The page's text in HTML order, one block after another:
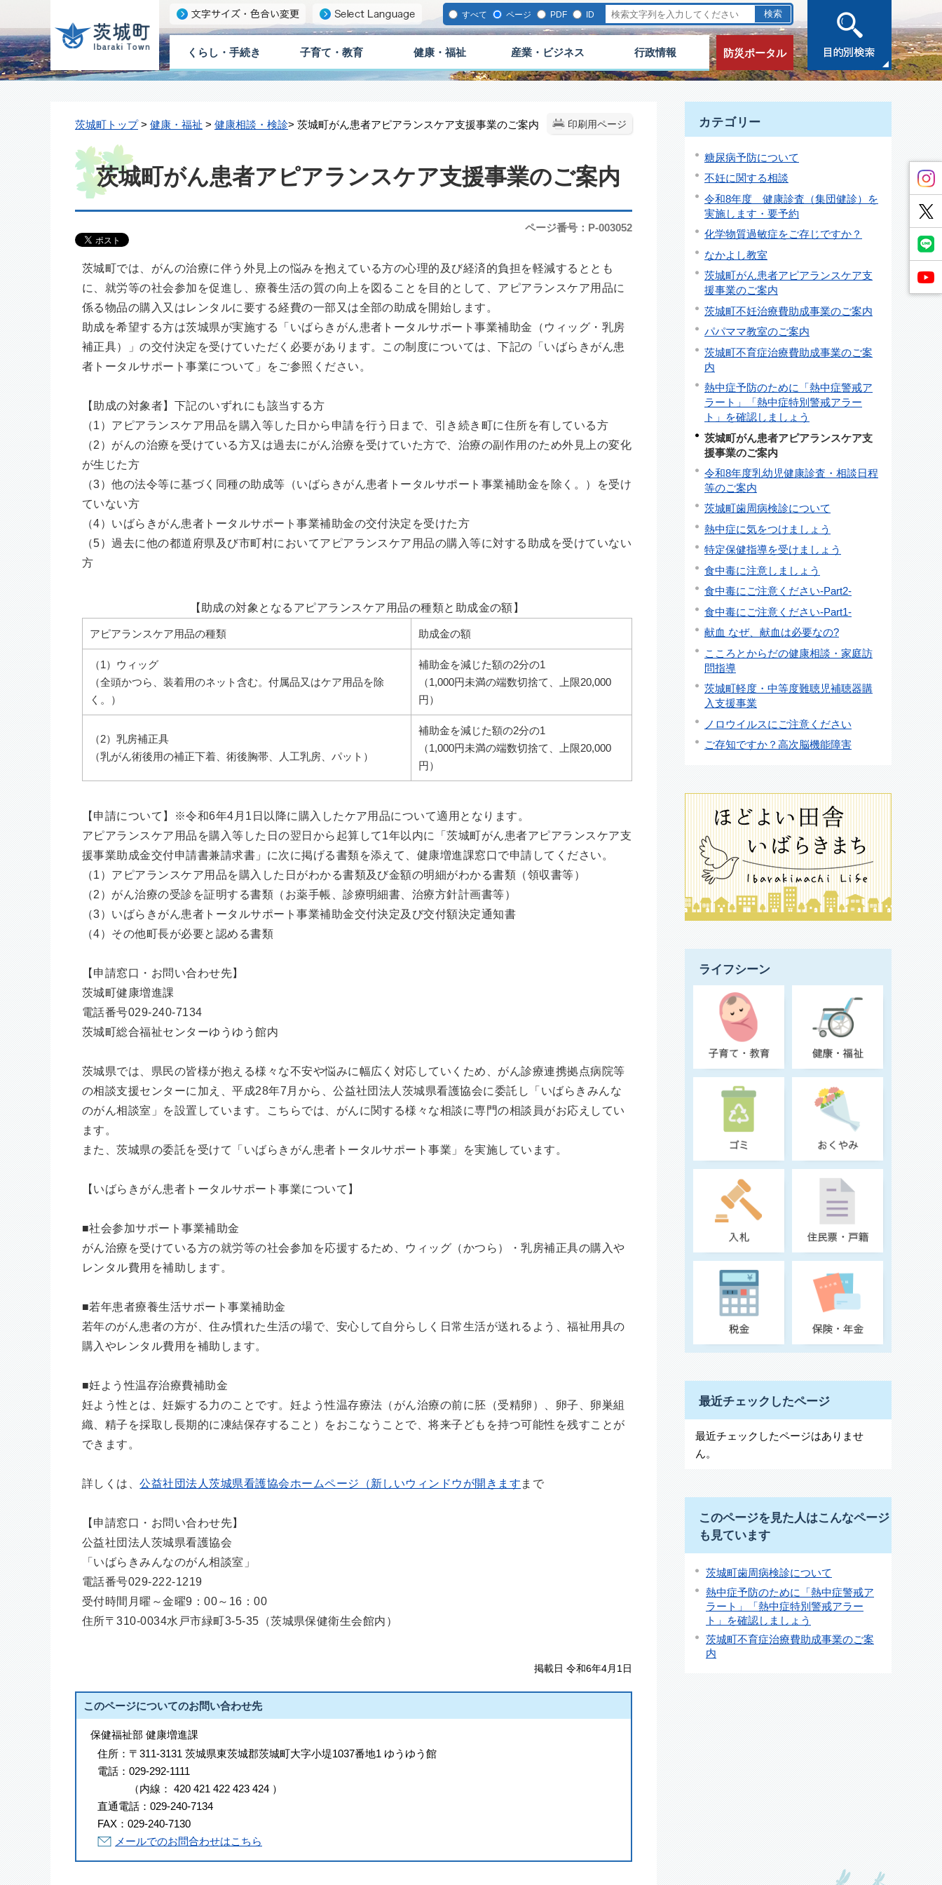
すべて ページ PDF ID
くらし・手続き 子育て・教育 健康・福祉 産業・ビジネス 行政情報 防災ポータル
印刷用ページ
茨城町トップ> 健康・福祉 > 健康相談・検診> 茨城町がん患者アピアランスケア支援事業のご案内
茨城町がん患者アピアランスケア支援事業のご案内
ページ番号：P-003052
茨城町では、がんの治療に伴う外見上の悩みを抱えている方の心理的及び経済的負担を軽減するととも
に、就労等の社会参加を促進し、療養生活の質の向上を図ることを目的として、アピアランスケア用品に
係る物品の購入又はレンタルに要する経費の一部又は全部の助成を開始します。
助成を希望する方は茨城県が実施する「いばらきがん患者トータルサポート事業補助金（ウィッグ・乳房
補正具）」の交付決定を受けていただく必要があります。この制度については、下記の「いばらきがん患
者トータルサポート事業について」をご参照ください。
【助成の対象者】下記のいずれにも該当する方
（1）アピアランスケア用品を購入等した日から申請を行う日まで、引き続き町に住所を有している方
（2）がんの治療を受けている方又は過去にがん治療を受けていた方で、治療の副作用のため外見上の変化
が生じた方
（3）他の法令等に基づく同種の助成等（いばらきがん患者トータルサポート事業補助金を除く。）を受け
ていない方
（4）いばらきがん患者トータルサポート事業補助金の交付決定を受けた方
（5）過去に他の都道府県及び市町村においてアピアランスケア用品の購入等に対する助成を受けていない
方
【助成の対象となるアピアランスケア用品の種類と助成金の額】
アピアランスケア用品の種類 助成金の額
（1）ウィッグ
（全頭かつら、装着用のネット含む。付属品又はケア用品を除
く。）
補助金を減じた額の2分の1
（1,000円未満の端数切捨て、上限20,000
円）
（2）乳房補正具
（乳がん術後用の補正下着、術後胸帯、人工乳房、パット）
補助金を減じた額の2分の1
（1,000円未満の端数切捨て、上限20,000
円）
【申請について】※令和6年4月1日以降に購入したケア用品について適用となります。
アピアランスケア用品を購入等した日の翌日から起算して1年以内に「茨城町がん患者アピアランスケア支
援事業助成金交付申請書兼請求書」に次に掲げる書類を添えて、健康増進課窓口で申請してください。
（1）アピアランスケア用品を購入した日がわかる書類及び金額の明細がわかる書類（領収書等）
（2）がん治療の受診を証明する書類（お薬手帳、診療明細書、治療方針計画書等）
（3）いばらきがん患者トータルサポート事業補助金交付決定及び交付額決定通知書
（4）その他町長が必要と認める書類
【申請窓口・お問い合わせ先】
茨城町健康増進課
電話番号029-240-7134
茨城町総合福祉センターゆうゆう館内
茨城県では、県民の皆様が抱える様々な不安や悩みに幅広く対応していくため、がん診療連携拠点病院等
の相談支援センターに加え、平成28年7月から、公益社団法人茨城県看護協会に委託し「いばらきみんな
のがん相談室」を設置しています。こちらでは、がんに関する様々な相談に専門の相談員がお応えしてい
ます。
また、茨城県の委託を受けて「いばらきがん患者トータルサポート事業」を実施しています。
【いばらきがん患者トータルサポート事業について】
■社会参加サポート事業補助金
がん治療を受けている方の就労等の社会参加を応援するため、ウィッグ（かつら）・乳房補正具の購入や
レンタル費用を補助します。
■若年患者療養生活サポート事業補助金
若年のがん患者の方が、住み慣れた生活の場で、安心して自分らしく日常生活が送れるよう、福祉用具の
購入やレンタル費用を補助します。
■妊よう性温存治療費補助金
妊よう性とは、妊娠する力のことです。妊よう性温存療法（がん治療の前に胚（受精卵）、卵子、卵巣組
織、精子を採取し長期的に凍結保存すること）をおこなうことで、将来子どもを持つ可能性を残すことが
できます。
詳しくは、公益社団法人茨城県看護協会ホームページ（新しいウィンドウが開きます まで
【申請窓口・お問い合わせ先】
公益社団法人茨城県看護協会
「いばらきみんなのがん相談室」
電話番号029-222-1219
受付時間月曜～金曜9：00～16：00
住所〒310-0034水戸市緑町3-5-35（茨城県保健衛生会館内）
掲載日 令和6年4月1日
このページについてのお問い合わせ先
保健福祉部 健康増進課
住所： 〒311-3131 茨城県東茨城郡茨城町大字小堤1037番地1 ゆうゆう館
電話： 029-292-1111
（内線 ： 420 421 422 423 424 ）
直通電話： 029-240-7134
FAX： 029-240-7130
メールでのお問合わせはこちら
カテゴリー
糖尿病予防について
不妊に関する相談
令和8年度 健康診査（集団健診）を
実施します・要予約
化学物質過敏症をご存じですか？
なかよし教室
茨城町がん患者アピアランスケア支
援事業のご案内
茨城町不妊治療費助成事業のご案内
パパママ教室のご案内
茨城町不育症治療費助成事業のご案
内
熱中症予防のために「熱中症警戒ア
ラート」「熱中症特別警戒アラー
ト」を確認しましょう
茨城町がん患者アピアランスケア支
援事業のご案内
令和8年度乳幼児健康診査・相談日程
等のご案内
茨城町歯周病検診について
熱中症に気をつけましょう
特定保健指導を受けましょう
食中毒に注意しましょう
食中毒にご注意ください-Part2-
食中毒にご注意ください-Part1-
献血 なぜ、献血は必要なの?
こころとからだの健康相談・家庭訪
問指導
茨城町軽度・中等度難聴児補聴器購
入支援事業
ノロウイルスにご注意ください
ご存知ですか？高次脳機能障害
ライフシーン
最近チェックしたページ
最近チェックしたページはありませ
ん。
このページを見た人はこんなページ
も見ています
茨城町歯周病検診について
熱中症予防のために「熱中症警戒ア
ラート」「熱中症特別警戒アラー
ト」を確認しましょう
茨城町不育症治療費助成事業のご案
内